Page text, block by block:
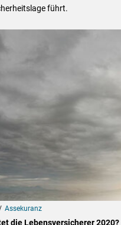
führt.
Assekuranz
die Lebensversicherer 2020?